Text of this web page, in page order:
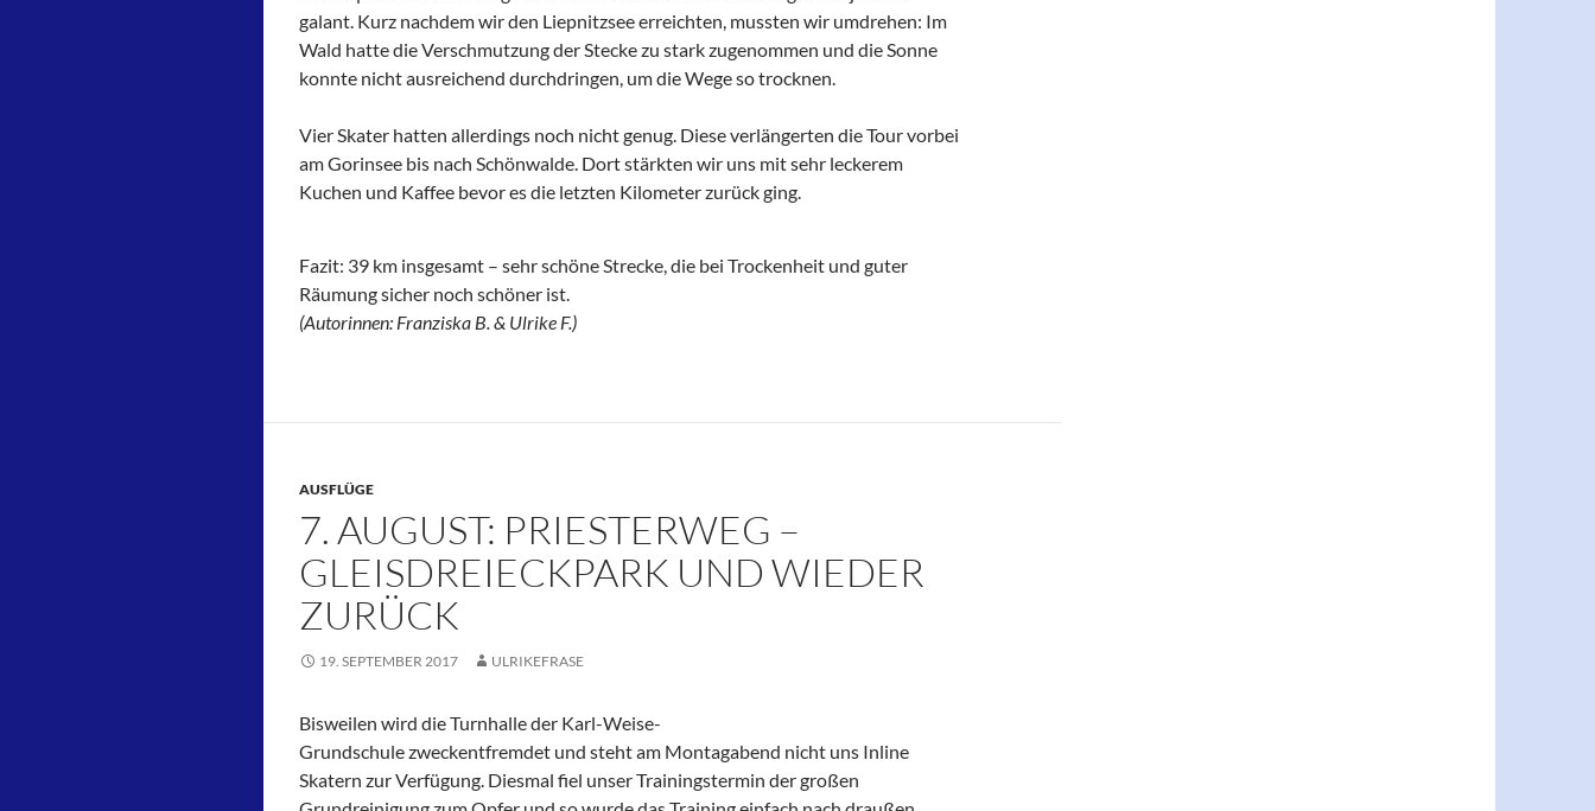
galant. Kurz nachdem wir den Liepnitzsee erreichten, mussten wir umdrehen: Im
Wald hatte die Verschmutzung der Stecke zu stark zugenommen und die Sonne
konnte nicht ausreichend durchdringen, um die Wege so trocknen.
Vier Skater hatten allerdings noch nicht genug. Diese verlängerten die Tour vorbei
am Gorinsee bis nach Schönwalde. Dort stärkten wir uns mit sehr leckerem
Kuchen und Kaffee bevor es die letzten Kilometer zurück ging.
Fazit: 39 km insgesamt – sehr schöne Strecke, die bei Trockenheit und guter
Räumung sicher noch schöner ist.
(Autorinnen: Franziska B. & Ulrike F.)
AUSFLÜGE
7. AUGUST: PRIESTERWEG –
GLEISDREIECKPARK UND WIEDER
ZURÜCK
19. SEPTEMBER 2017 ULRIKEFRASE
Bisweilen wird die Turnhalle der Karl-Weise-
Grundschule zweckentfremdet und steht am Montagabend nicht uns Inline
Skatern zur Verfügung. Diesmal fiel unser Trainingstermin der großen